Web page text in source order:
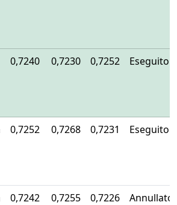
0,7240 0,7230 0,7252 Eseguito
0,7252 0,7268 0,7231 Eseguito
0,7242 0,7255 0,7226 Annullato